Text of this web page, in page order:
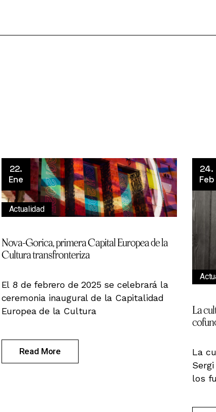
22.
Ene
Actualidad
Nova-Gorica, primera Capital Europea de la
Cultura transfronteriza
El 8 de febrero de 2025 se celebrará la
ceremonia inaugural de la Capitalidad
Europea de la Cultura
Read More
24.
Feb
La
La
los